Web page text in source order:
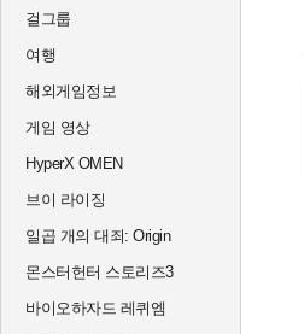
걸그룹
여행
해외게임정보
게임 영상
HyperX OMEN
브이 라이징
일곱 개의 대죄: Origin
몬스터헌터 스토리즈3
바이오하자드 레퀴엠